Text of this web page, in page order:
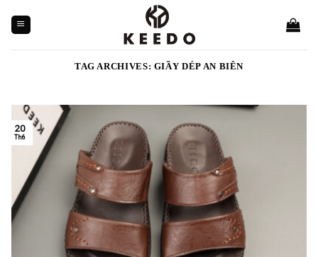
content
TAG ARCHIVES: GIẦY DÉP AN BIÊN
20
Th6